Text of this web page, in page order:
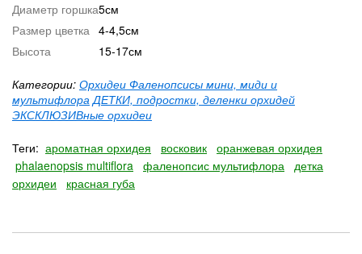
Диаметр горшка5см
Размер цветка 4-4,5см
Высота
15-17см
Категории: Орхидеи Фаленопсисы мини, миди и
мультифлора ДЕТКИ, подростки, деленки орхидей
ЭКСКЛЮЗИВные орхидеи
Теги: ароматная орхидея восковик оранжевая орхидея
phalaenopsis multiflora фаленопсис мультифлора детка
орхидеи
красная губа